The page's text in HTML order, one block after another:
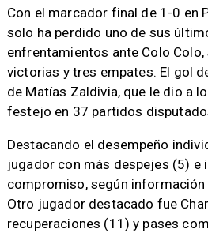
Con el marcador final de 1-0 en
solo ha perdido uno de sus
enfrentamientos ante Colo
victorias y tres empates. El gol
de Matías Zaldivia, que le dio a
festejo en 37 partidos
Destacando el desempeño
jugador con más despejes (5) e
compromiso, según información
Otro jugador destacado fue
recuperaciones (11) y pases